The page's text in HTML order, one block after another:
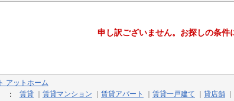
申し訳ございません。お探しの条件
アットホーム
賃貸 賃貸マンション 賃貸アパート 賃貸一戸建て 貸店舗